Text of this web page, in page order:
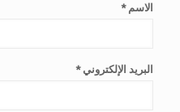
الاسم*
البريد الإلكتروني*